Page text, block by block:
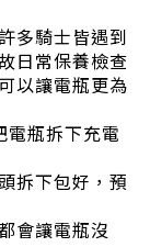
多騎士皆遇到
日常保養檢查
以讓電瓶更為
電瓶拆下充電
拆下包好，預
會讓電瓶沒